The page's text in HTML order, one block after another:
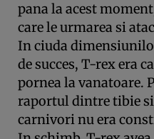
pana la acest
care le urmarea si
In ciuda
de succes, T-rex era
pornea la vanatoare.
raportul dintre tibie si
carnivori nu era